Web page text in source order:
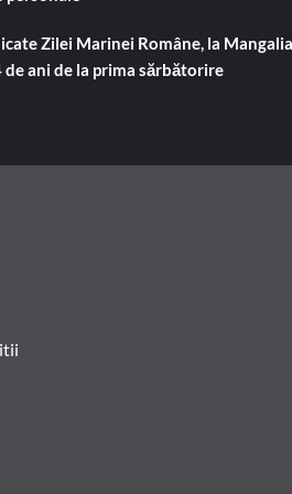
Zilei Marinei Române, la
ani de la prima sărbătorire